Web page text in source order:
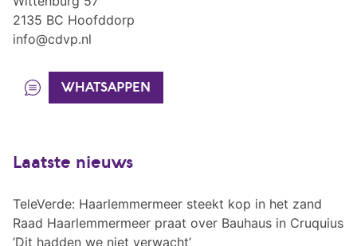
2135 BC Hoofddorp
info@cdvp.nl
WHATSAPPEN
Laatste nieuws
TeleVerde: Haarlemmermeer steekt kop in het zand
Raad Haarlemmermeer praat over Bauhaus in Cruquius
’Dit hadden we niet verwacht’